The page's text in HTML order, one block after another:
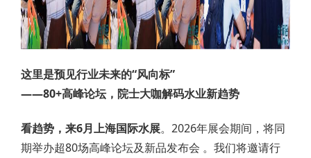
这里是预见行业未来的“风向标”
——80+高峰论坛，院士大咖解码水业新趋势
看趋势，来6月上海国际水展。2026年展会期间，将同
期举办超80场高峰论坛及新品发布会 。我们将邀请行